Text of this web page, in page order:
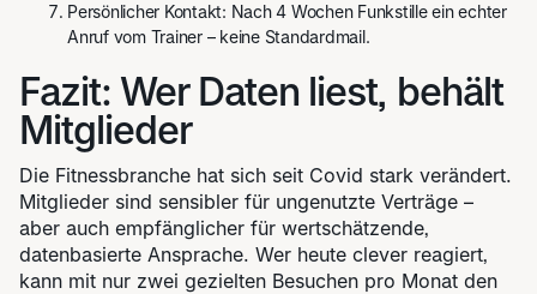
Persönlicher Kontakt: Nach 4 Wochen Funkstille ein echter
Anruf vom Trainer – keine Standardmail.
Fazit: Wer Daten liest, behält
Mitglieder
Die Fitnessbranche hat sich seit Covid stark verändert.
Mitglieder sind sensibler für ungenutzte Verträge –
aber auch empfänglicher für wertschätzende,
datenbasierte Ansprache. Wer heute clever reagiert,
kann mit nur zwei gezielten Besuchen pro Monat den